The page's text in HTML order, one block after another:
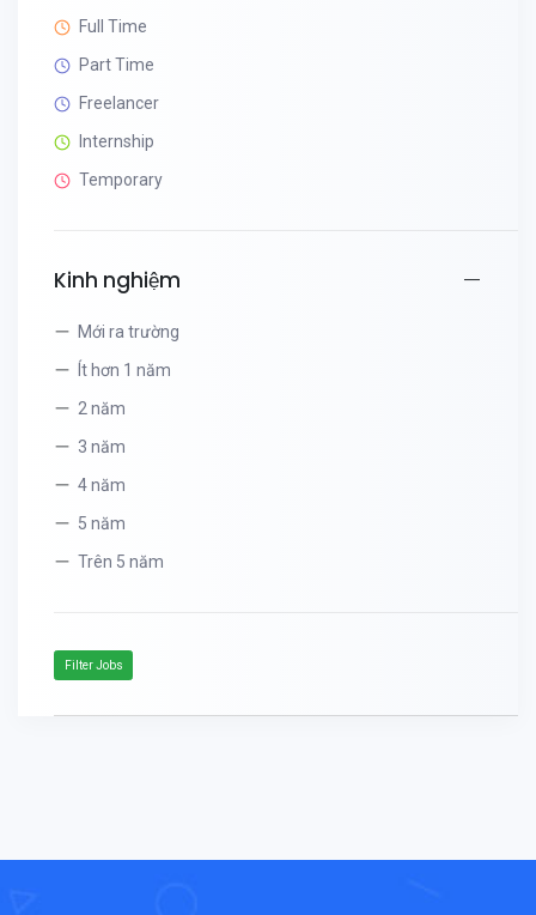
Full Time
Part Time
Freelancer
Internship
Temporary
Kinh nghiệm
Mới ra trường
Ít hơn 1 năm
2 năm
3 năm
4 năm
5 năm
Trên 5 năm
Filter Jobs